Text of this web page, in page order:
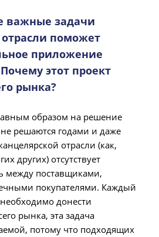
важные задачи
поможет
приложение
этот проект
рынка?
образом на решение
решаются годами и даже
отрасли (как,
других) отсутствует
между поставщиками,
покупателями. Каждый
донести
рынка, эта задача
потому что подходящих